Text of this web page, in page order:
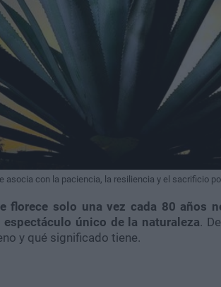
asocia con la paciencia, la resiliencia y el sacrificio
florece solo una vez cada 80 años
único de la naturaleza.
y qué significado tiene.